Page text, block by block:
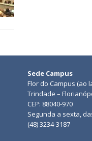
Sede Campus
Flor do Campus (ao
Trindade –
CEP: 88040-970
Segunda a sexta,
(48) 3234-3187